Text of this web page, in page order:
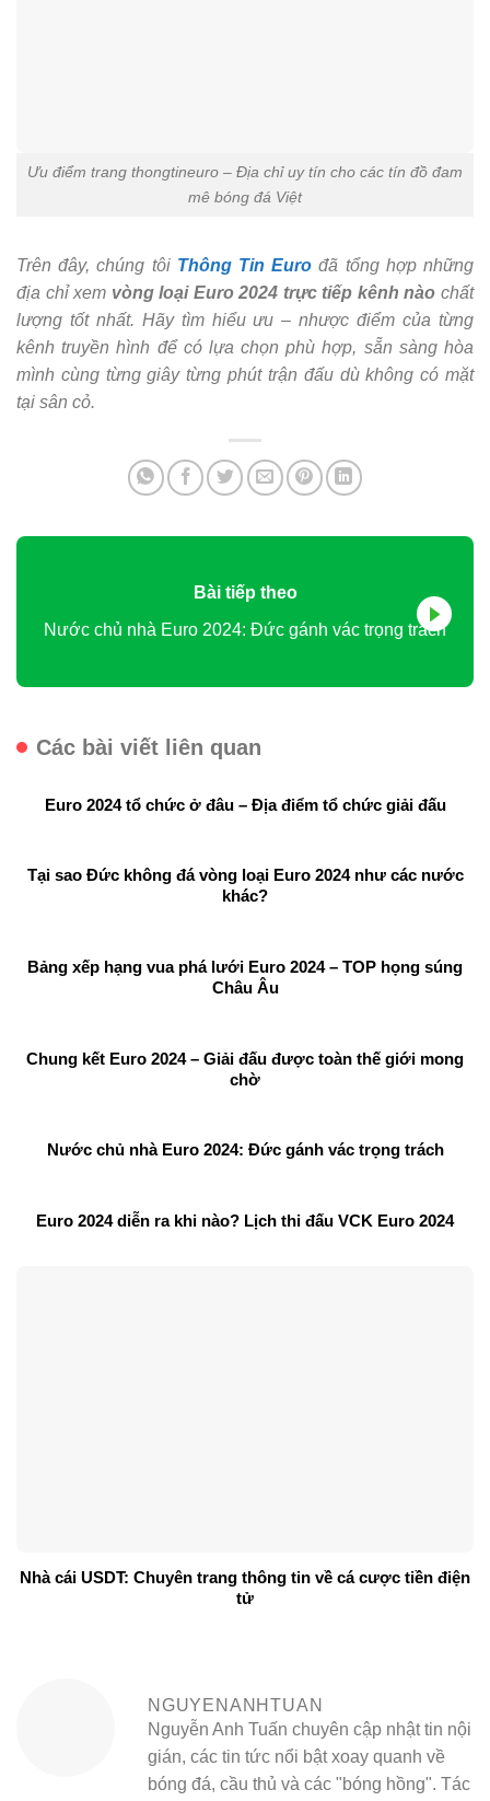
Ưu điểm trang thongtineuro – Địa chỉ uy tín cho các tín đồ đam
mê bóng đá Việt
Trên đây, chúng tôi Thông Tin Euro đã tổng hợp những
địa chỉ xem vòng loại Euro 2024 trực tiếp kênh nào chất
lượng tốt nhất. Hãy tìm hiểu ưu – nhược điểm của từng
kênh truyền hình để có lựa chọn phù hợp, sẵn sàng hòa
mình cùng từng giây từng phút trận đấu dù không có mặt
tại sân cỏ.
Bài tiếp theo
Nước chủ nhà Euro 2024: Đức gánh vác trọng trách
Các bài viết liên quan
Euro 2024 tổ chức ở đâu – Địa điểm tổ chức giải đấu
Tại sao Đức không đá vòng loại Euro 2024 như các nước
khác?
Bảng xếp hạng vua phá lưới Euro 2024 – TOP họng súng
Châu Âu
Chung kết Euro 2024 – Giải đấu được toàn thế giới mong
chờ
Nước chủ nhà Euro 2024: Đức gánh vác trọng trách
Euro 2024 diễn ra khi nào? Lịch thi đấu VCK Euro 2024
Nhà cái USDT: Chuyên trang thông tin về cá cược tiền điện
tử
NGUYENANHTUAN
Nguyễn Anh Tuấn chuyên cập nhật tin nội
gián, các tin tức nổi bật xoay quanh về
bóng đá, cầu thủ và các "bóng hồng". Tác